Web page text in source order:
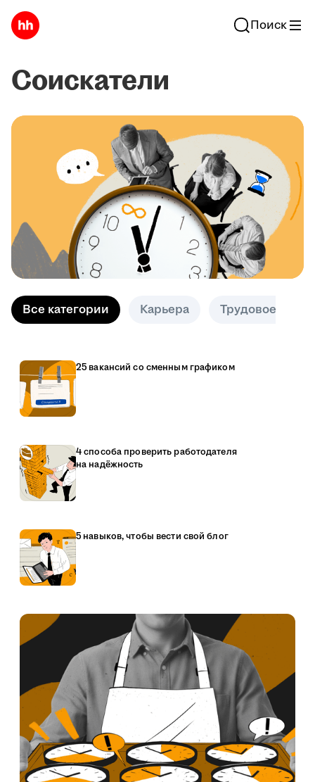
Поиск
Соискатели
Все категории Карьера Трудовое право
25 вакансий со сменным графиком
4 способа проверить работодателя
на надёжность
5 навыков, чтобы вести свой блог